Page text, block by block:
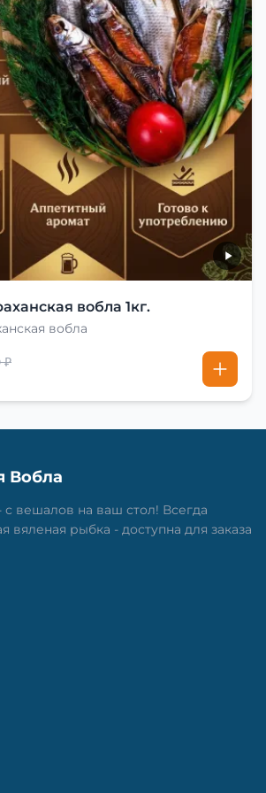
вобла 1кг.
вобла
₽
Вобла
с вешалов на ваш стол! Всегда
вяленая рыбка - доступна для заказа